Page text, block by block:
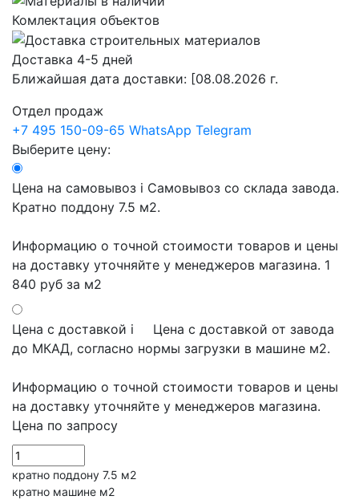
Комлектация объектов
Доставка 4-5 дней
Ближайшая дата доставки: [08.08.2026 г.
Отдел продаж
+7 495 150-09-65 WhatsApp Telegram
Выберите цену:
Цена на самовывоз i Самовывоз со склада завода.
Кратно поддону 7.5 м2.
Информацию о точной стоимости товаров и цены
на доставку уточняйте у менеджеров магазина. 1
840 руб за м2
Цена с доставкой i
Цена с доставкой от завода
до МКАД, согласно нормы загрузки в машине м2.
Информацию о точной стоимости товаров и цены
на доставку уточняйте у менеджеров магазина.
Цена по запросу
кратно поддону 7.5 м2
кратно машине м2